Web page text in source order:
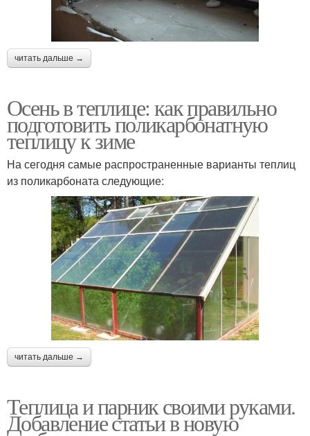
читать дальше →
Осень в теплице: как правильно
подготовить поликарбонатную
теплицу к зиме
На сегодня самые распространенные варианты теплиц
из поликарбоната следующие:
читать дальше →
Теплица и парник своими руками.
Добавление статьи в новую